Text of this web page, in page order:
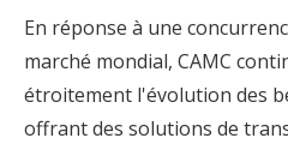
En réponse à une
marché mondial, CAMC
étroitement l'évolution des
offrant des solutions de